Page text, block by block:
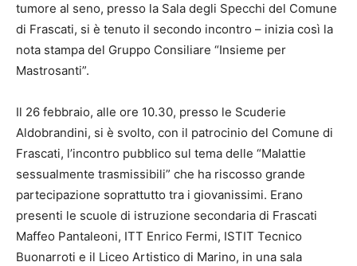
tumore al seno, presso la Sala degli Specchi del Comune
di Frascati, si è tenuto il secondo incontro – inizia così la
nota stampa del Gruppo Consiliare “Insieme per
Mastrosanti”.
Il 26 febbraio, alle ore 10.30, presso le Scuderie
Aldobrandini, si è svolto, con il patrocinio del Comune di
Frascati, l’incontro pubblico sul tema delle “Malattie
sessualmente trasmissibili” che ha riscosso grande
partecipazione soprattutto tra i giovanissimi. Erano
presenti le scuole di istruzione secondaria di Frascati
Maffeo Pantaleoni, ITT Enrico Fermi, ISTIT Tecnico
Buonarroti e il Liceo Artistico di Marino, in una sala